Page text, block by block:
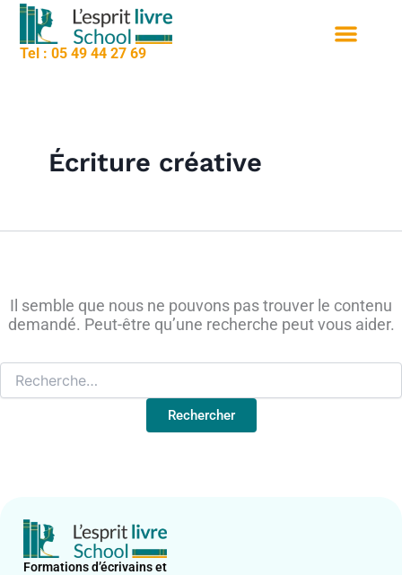
principal
Aller
contenu
Tel : 05 49 44 27 69
Écriture créative
Il semble que nous ne pouvons pas trouver le contenu
demandé. Peut-être qu’une recherche peut vous aider.
Rechercher :
Formations d’écrivains et